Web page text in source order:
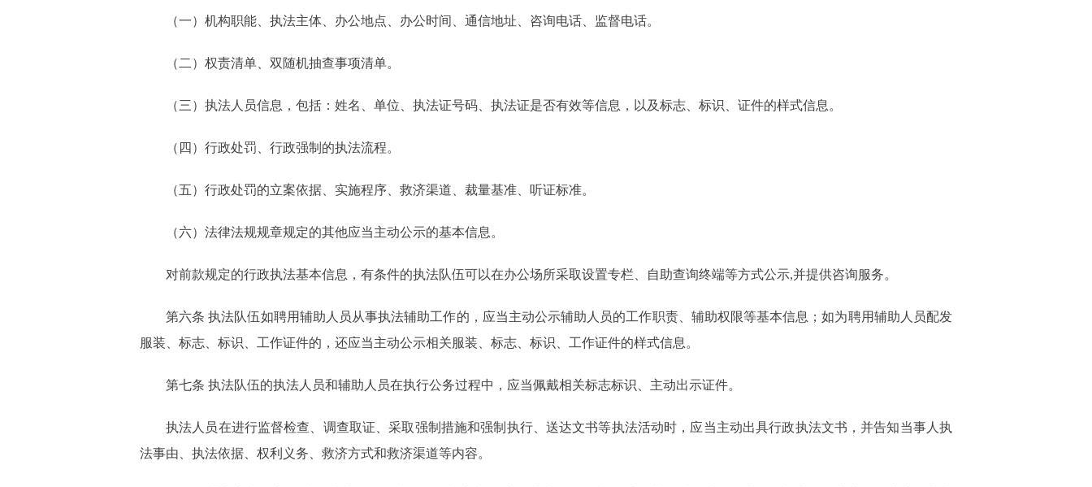
（一）机构职能、执法主体、办公地点、办公时间、通信地址、咨询电话、监督电话。
（二）权责清单、双随机抽查事项清单。
（三）执法人员信息，包括：姓名、单位、执法证号码、执法证是否有效等信息，以及标志、标识、证件的样式信息。
（四）行政处罚、行政强制的执法流程。
（五）行政处罚的立案依据、实施程序、救济渠道、裁量基准、听证标准。
（六）法律法规规章规定的其他应当主动公示的基本信息。
对前款规定的行政执法基本信息，有条件的执法队伍可以在办公场所采取设置专栏、自助查询终端等方式公示,并提供咨询服务。
第六条 执法队伍如聘用辅助人员从事执法辅助工作的，应当主动公示辅助人员的工作职责、辅助权限等基本信息；如为聘用辅助人员配发
服装、标志、标识、工作证件的，还应当主动公示相关服装、标志、标识、工作证件的样式信息。
第七条 执法队伍的执法人员和辅助人员在执行公务过程中，应当佩戴相关标志标识、主动出示证件。
执法人员在进行监督检查、调查取证、采取强制措施和强制执行、送达文书等执法活动时，应当主动出具行政执法文书，并告知当事人执
法事由、执法依据、权利义务、救济方式和救济渠道等内容。